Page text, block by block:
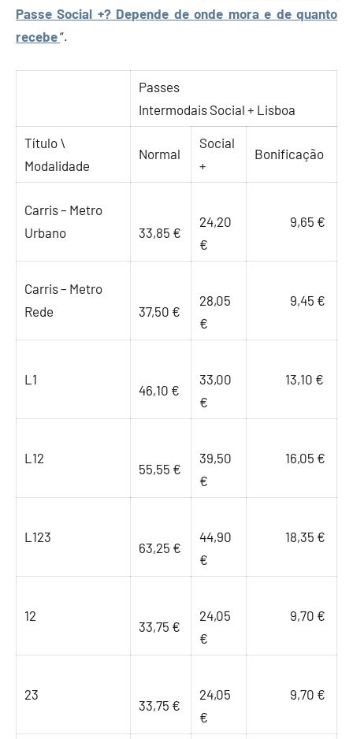
Passe Social +? Depende de onde mora e de quanto
recebe“.
Passes
Intermodais Social + Lisboa
Título \
Modalidade
Normal
Social
+
Bonificação
Carris – Metro
Urbano
33,85 €
24,20
€
9,65 €
Carris – Metro
Rede
37,50 €
28,05
€
9,45 €
L1
46,10 €
33,00
€
13,10 €
L12
55,55 €
39,50
€
16,05 €
L123
63,25 €
44,90
€
18,35 €
12
33,75 €
24,05
€
9,70 €
23
33,75 €
24,05
€
9,70 €